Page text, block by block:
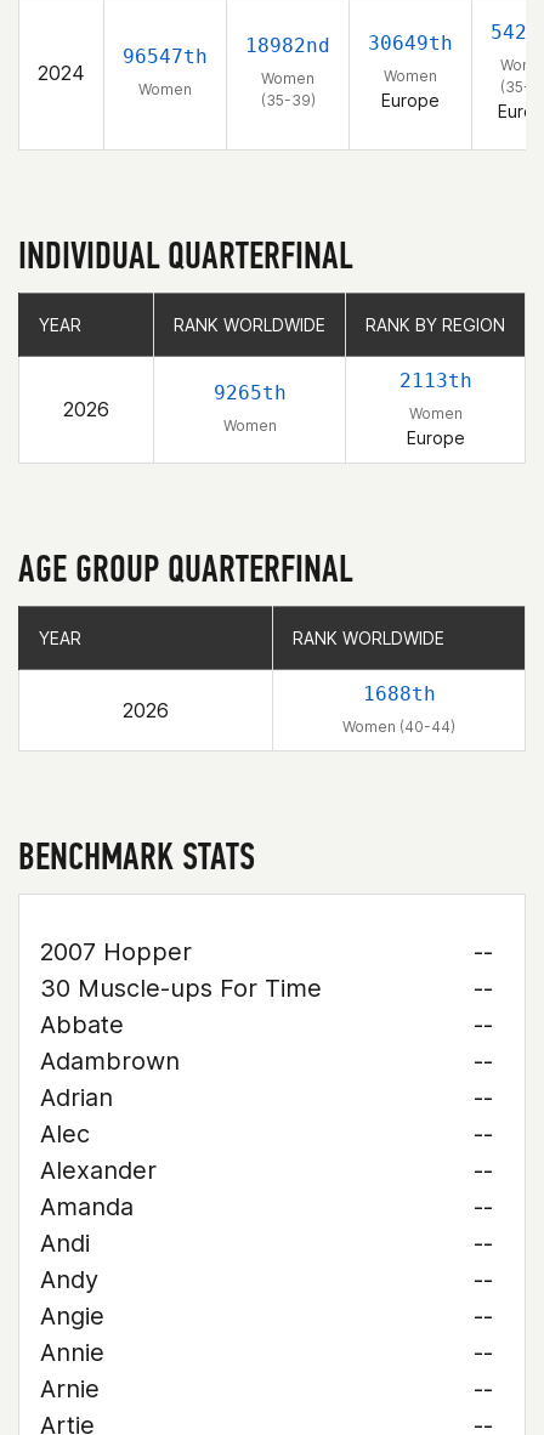
2024
96547th
Women
18982nd
Women
(35-39)
30649th
Women
Europe
(35-
INDIVIDUAL QUARTERFINAL
YEAR RANK WORLDWIDE RANK BY REGION
2026
9265th
Women
2113th
Women
Europe
YEAR RANK WORLDWIDE RANK BY REGION
AGE GROUP QUARTERFINAL
YEAR RANK WORLDWIDE
2026
1688th
Women (40-44)
YEAR RANK WORLDWIDE
BENCHMARK STATS
2007 Hopper
--
30 Muscle-ups For Time
--
Abbate
--
Adambrown
--
Adrian
--
Alec
--
Alexander
--
Amanda
--
Andi
--
Andy
--
Angie
--
Annie
--
Arnie
--
Artie
--